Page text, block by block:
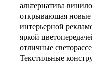
альтернатива
открывающая
интерьерной
яркой
отличные
Текстильные